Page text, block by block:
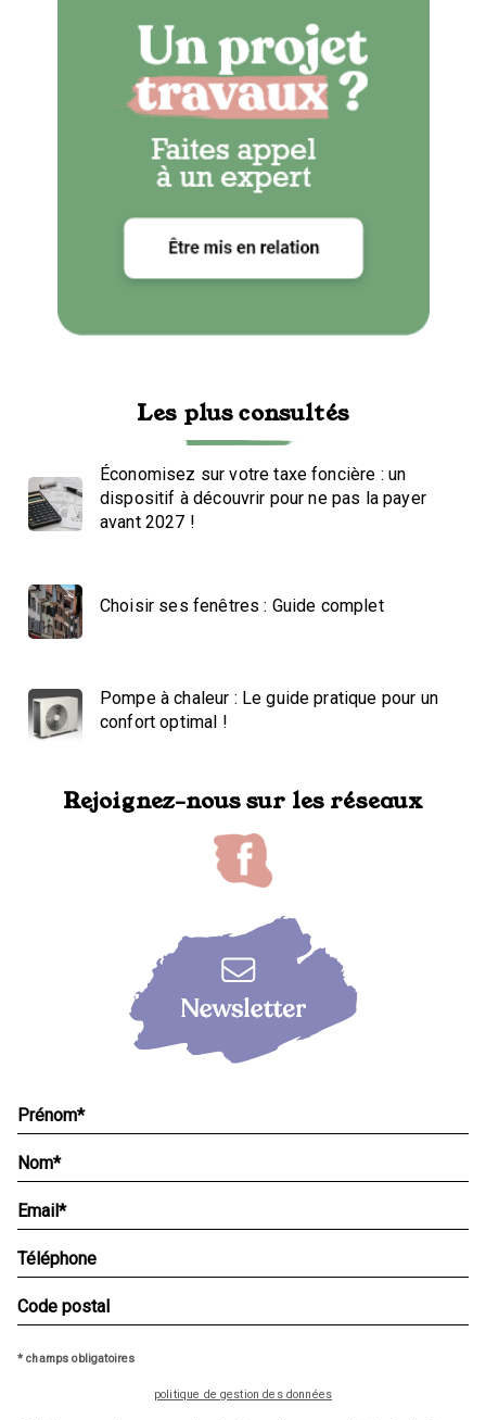
Les plus consultés
Économisez sur votre taxe foncière : un
dispositif à découvrir pour ne pas la payer
avant 2027 !
Choisir ses fenêtres : Guide complet
Pompe à chaleur : Le guide pratique pour un
confort optimal !
Rejoignez-nous sur les réseaux
* champs obligatoires
politique de gestion des données